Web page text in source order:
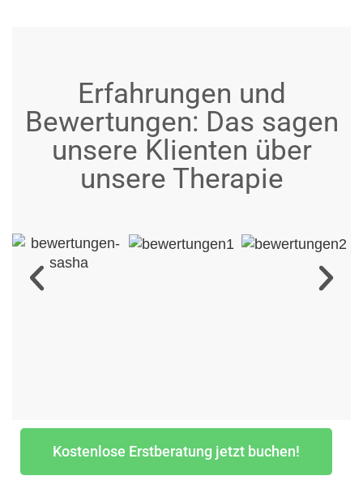
Erfahrungen und
Bewertungen: Das sagen
unsere Klienten über
unsere Therapie
Kostenlose Erstberatung jetzt buchen!